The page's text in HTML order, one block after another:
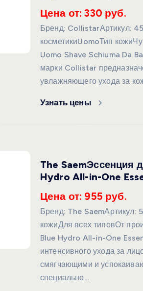
Цена от: 330 руб.
Бренд: CollistarАртикул:
косметикиUomoТип
Uomo Shave Schiuma Da
марки Collistar
увлажняющего ухода за
Узнать цены
The SaemЭссенция
Hydro All-in-One
Цена от: 955 руб.
Бренд: The SaemАртикул:
кожиДля всех типовОт
Blue Hydro All-in-One
интенсивного ухода за
смягчающими и
специально…